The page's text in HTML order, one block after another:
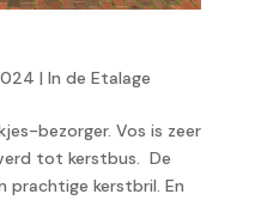
| In de Etalage
bezorger. Vos is zeer
tot kerstbus. De
prachtige kerstbril. En